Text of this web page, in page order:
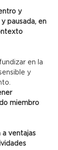
y
pausada, en
y
miembro
a ventajas